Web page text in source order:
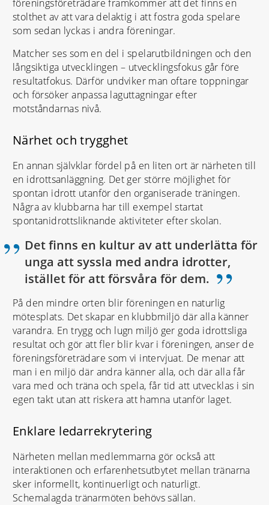
föreningsföreträdare framkommer att det finns en
stolthet av att vara delaktig i att fostra goda spelare
som sedan lyckas i andra föreningar.
Matcher ses som en del i spelarutbildningen och den
långsiktiga utvecklingen – utvecklingsfokus går före
resultatfokus. Därför undviker man oftare toppningar
och försöker anpassa laguttagningar efter
motståndarnas nivå.
Närhet och trygghet
En annan självklar fördel på en liten ort är närheten till
en idrottsanläggning. Det ger större möjlighet för
spontan idrott utanför den organiserade träningen.
Några av klubbarna har till exempel startat
spontanidrottsliknande aktiviteter efter skolan.
Det finns en kultur av att underlätta för
unga att syssla med andra idrotter,
istället för att försvåra för dem. ”
På den mindre orten blir föreningen en naturlig
mötesplats. Det skapar en klubbmiljö där alla känner
varandra. En trygg och lugn miljö ger goda idrottsliga
resultat och gör att fler blir kvar i föreningen, anser de
föreningsföreträdare som vi intervjuat. De menar att
man i en miljö där andra känner alla, och där alla får
vara med och träna och spela, får tid att utvecklas i sin
egen takt utan att riskera att hamna utanför laget.
Enklare ledarrekrytering
Närheten mellan medlemmarna gör också att
interaktionen och erfarenhetsutbytet mellan tränarna
sker informellt, kontinuerligt och naturligt.
Schemalagda tränarmöten behövs sällan.